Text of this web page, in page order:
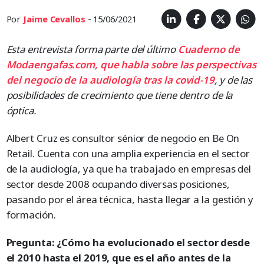
Por Jaime Cevallos - 15/06/2021
Esta entrevista forma parte del último Cuaderno de
Modaengafas.com, que habla sobre las perspectivas
del negocio de la audiología tras la covid-19, y de las
posibilidades de crecimiento que tiene dentro de la
óptica.
Albert Cruz es consultor sénior de negocio en Be On
Retail. Cuenta con una amplia experiencia en el sector
de la audiología, ya que ha trabajado en empresas del
sector desde 2008 ocupando diversas posiciones,
pasando por el área técnica, hasta llegar a la gestión y
formación.
Pregunta: ¿Cómo ha evolucionado el sector desde
el 2010 hasta el 2019, que es el año antes de la